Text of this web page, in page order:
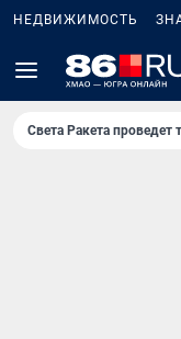
НЕДВИЖИМОСТЬ
Света Ракета проведет